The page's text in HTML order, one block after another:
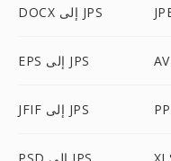
DOCX إلى JPS
EPS إلى JPS
JFIF إلى JPS